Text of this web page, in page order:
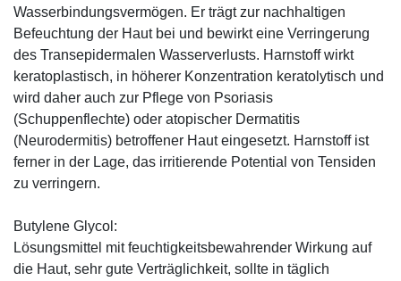
Wasserbindungsvermögen. Er trägt zur nachhaltigen
Befeuchtung der Haut bei und bewirkt eine Verringerung
des Transepidermalen Wasserverlusts. Harnstoff wirkt
keratoplastisch, in höherer Konzentration keratolytisch und
wird daher auch zur Pflege von Psoriasis
(Schuppenflechte) oder atopischer Dermatitis
(Neurodermitis) betroffener Haut eingesetzt. Harnstoff ist
ferner in der Lage, das irritierende Potential von Tensiden
zu verringern.
Butylene Glycol:
Lösungsmittel mit feuchtigkeitsbewahrender Wirkung auf
die Haut, sehr gute Verträglichkeit, sollte in täglich